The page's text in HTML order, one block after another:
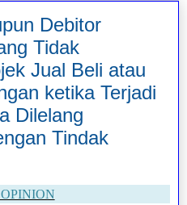
Debitor
Tidak
Jual Beli atau
ketika Terjadi
Dilelang
Tindak